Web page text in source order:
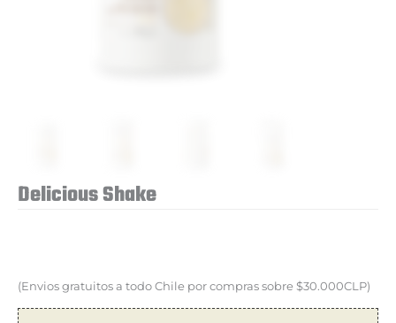
Delicious Shake
(Envios gratuitos a todo Chile por compras sobre $30.000CLP)